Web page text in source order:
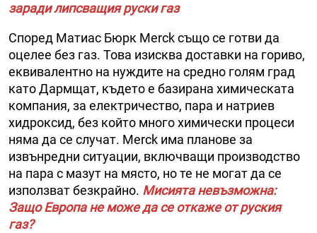
заради липсващия руски газ
Според Матиас Бюрк Merck също се готви да
оцелее без газ. Това изисква доставки на гориво,
еквивалентно на нуждите на средно голям град
като Дармщат, където е базирана химическата
компания, за електричество, пара и натриев
хидроксид, без който много химически процеси
няма да се случат. Merck има планове за
извънредни ситуации, включващи производство
на пара с мазут на място, но те не могат да се
използват безкрайно. Мисията невъзможна:
Защо Европа не може да се откаже от руския
газ?